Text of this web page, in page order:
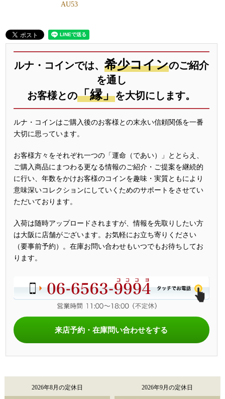
AU53
ルナ・コインでは、 希少コインのご紹介
を通し
お客様との「縁」を大切にします。
ルナ・コインはご購入後のお客様との末永い信頼関係を一番
大切に思っています。
お客様方々をそれぞれ一つの「運命（であい）」ととらえ、
ご購入商品にまつわる更なる情報のご紹介・ご提案を継続的
に行い、年数をかけお客様のコインを趣味・実質ともにより
意味深いコレクションにしていくためのサポートをさせてい
ただいております。
入荷は随時アップロードされますが、情報を先取りしたい方
は大阪に店舗がございます。お気軽にお立ち寄りください
（要事前予約）。在庫お問い合わせもいつでもお待ちしてお
ります。
来店予約・在庫問い合わせをする
2026年8月の定休日 2026年9月の定休日